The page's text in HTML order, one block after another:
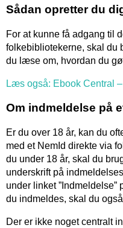
Sådan opretter du
For at kunne få adgang til
folkebibliotekerne, skal du
du læse om, hvordan du
Læs også: Ebook Central
Om indmeldelse på
Er du over 18 år, kan du
med et NemId direkte via
du under 18 år, skal du
underskrift på
under linket ”Indmeldelse”
du indmeldes, skal du
Der er ikke noget centralt